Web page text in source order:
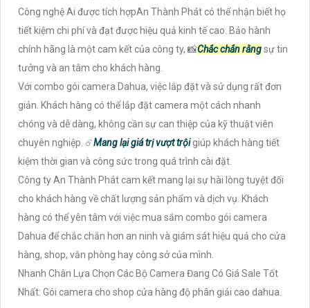
Công nghệ Ai được tích hợpAn Thành Phát có thể nhận biết họ
tiết kiệm chi phí và đạt được hiệu quả kinh tế cao. Bảo hành
chính hãng là một cam kết của công ty, 📸Chắc chắn rằngsự tin
tưởng và an tâm cho khách hàng.
Với combo gói camera Dahua, việc lắp đặt và sử dụng rất đơn
giản. Khách hàng có thể lắp đặt camera một cách nhanh
chóng và dễ dàng, không cần sự can thiệp của kỹ thuật viên
chuyên nghiệp. ☄️Mang lại giá trị vượt trộigiúp khách hàng tiết
kiệm thời gian và công sức trong quá trình cài đặt.
Công ty An Thành Phát cam kết mang lại sự hài lòng tuyệt đối
cho khách hàng về chất lượng sản phẩm và dịch vụ. Khách
hàng có thể yên tâm với việc mua sắm combo gói camera
Dahua để chắc chắn hơn an ninh và giám sát hiệu quả cho cửa
hàng, shop, văn phòng hay công sở của mình.
Nhanh Chân Lựa Chọn Các Bộ Camera Đang Có Giá Sale Tốt
Nhất: Gói camera cho shop cửa hàng độ phân giải cao dahua.